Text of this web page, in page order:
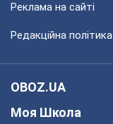
Реклама на сайті
Редакційна політика
OBOZ.UA
Моя Школа